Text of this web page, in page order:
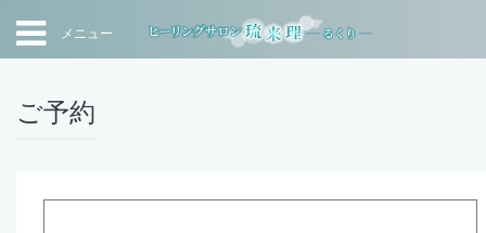
メニュー
ご予約